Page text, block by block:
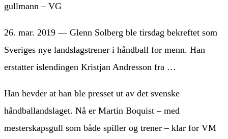
gullmann – VG
26. mar. 2019 — Glenn Solberg ble tirsdag bekreftet som
Sveriges nye landslagstrener i håndball for menn. Han
erstatter islendingen Kristjan Andresson fra …
Han hevder at han ble presset ut av det svenske
håndballandslaget. Nå er Martin Boquist – med
mesterskapsgull som både spiller og trener – klar for VM